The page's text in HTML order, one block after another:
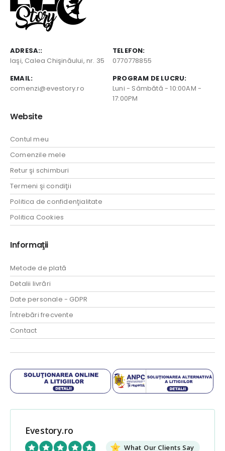
ADRESA::
Iaşi, Calea Chişinăului, nr. 35
TELEFON:
0770778855
EMAIL:
comenzi@evestory.ro
PROGRAM DE LUCRU:
Luni - Sâmbătă - 10:00AM -
17:00PM
Website
Contul meu
Comenzile mele
Retur şi schimburi
Termeni şi condiţii
Politica de confidenţialitate
Politica Cookies
Informaţii
Metode de plată
Detalii livrări
Date personale - GDPR
Întrebări frecvente
Contact
Evestory.ro
What Our Clients Say